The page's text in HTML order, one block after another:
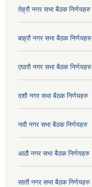
तेह्रौ नगर सभा बैठक निर्णयहरु
बाह्रौ नगर सभा बैठक निर्णयहरु
एघारौ नगर सभा बैठक निर्णयहरु
दशौ नगर सभा बैठक निर्णयहरु
नवौ नगर सभा बैठक निर्णयहरु
आठौ नगर सभा बैठक निर्णयहरु
सातौ नगर सभा बैठक निर्णयहरु